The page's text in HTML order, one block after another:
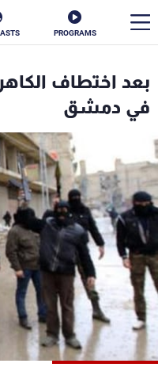
PROGRAMS
بعد اختطاف
في دمشق
الأخبار
إقتصاد
منوعات
كأس العالم
البرامج
جدول البرامج